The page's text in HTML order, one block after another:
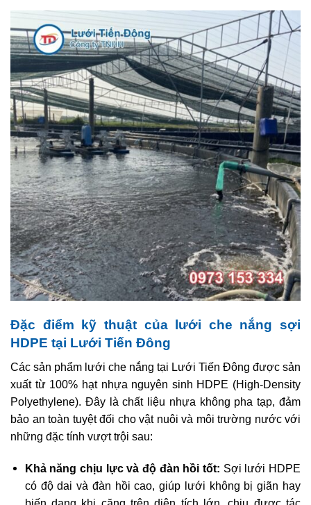
Đặc điểm kỹ thuật của lưới che nắng sợi
HDPE tại Lưới Tiến Đông
Các sản phẩm lưới che nắng tại Lưới Tiến Đông được sản
xuất từ 100% hạt nhựa nguyên sinh HDPE (High-Density
Polyethylene). Đây là chất liệu nhựa không pha tạp, đảm
bảo an toàn tuyệt đối cho vật nuôi và môi trường nước với
những đặc tính vượt trội sau:
Khả năng chịu lực và độ đàn hồi tốt: Sợi lưới HDPE
có độ dai và đàn hồi cao, giúp lưới không bị giãn hay